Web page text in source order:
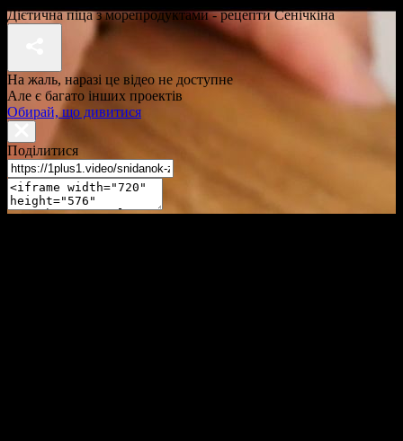
Дієтична піца з морепродуктами - рецепти Сенічкіна
На жаль, наразі це відео не доступне
Але є багато інших проектів
Обирай, що дивитися
Поділитися